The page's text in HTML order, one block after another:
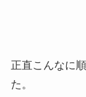
正直こんなに
た。